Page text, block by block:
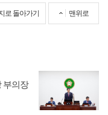
로 돌아가기 맨위로
부의장